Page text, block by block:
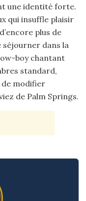
une identité forte.
qui insuffle plaisir
plus de
séjourner dans la
boy chantant
standard,
de modifier
de Palm Springs.